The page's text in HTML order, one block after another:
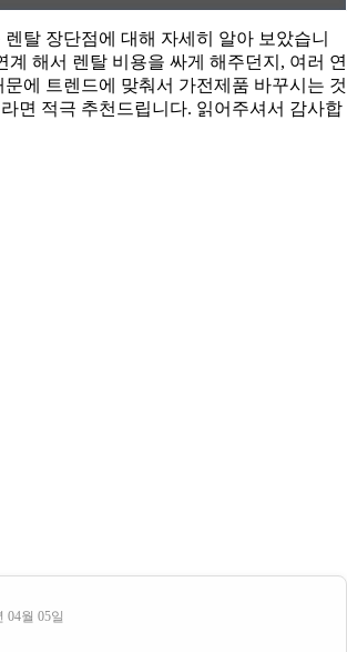
탈 장단점에 대해 자세히 알아 보았습니
계 해서 렌탈 비용을 싸게 해주던지, 여러 연
에 트렌드에 맞춰서 가전제품 바꾸시는 것
면 적극 추천드립니다. 읽어주셔서 감사합
04월 05일